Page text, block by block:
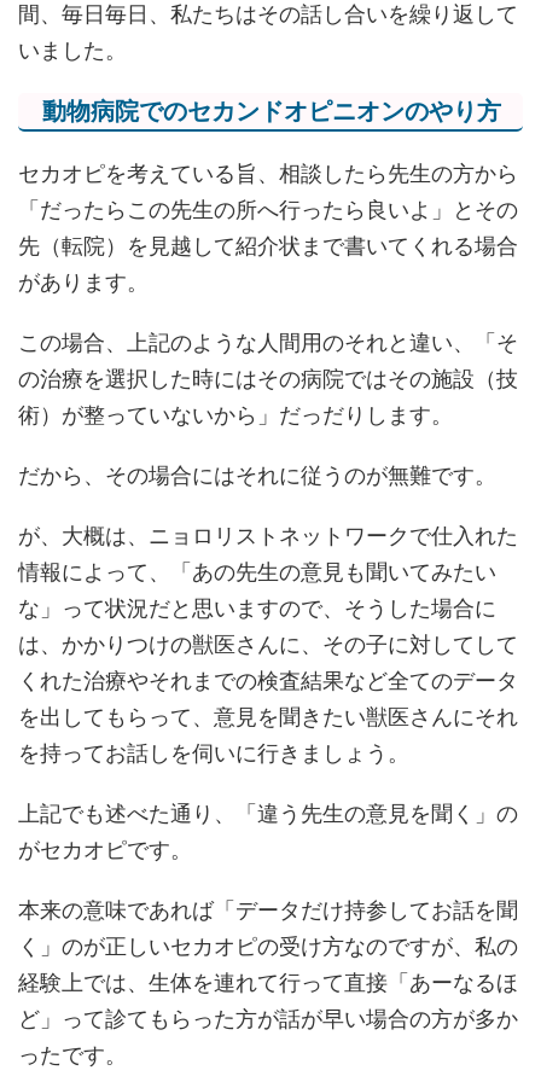
間、毎日毎日、私たちはその話し合いを繰り返して
いました。
動物病院でのセカンドオピニオンのやり方
セカオピを考えている旨、相談したら先生の方から
「だったらこの先生の所へ行ったら良いよ」とその
先（転院）を見越して紹介状まで書いてくれる場合
があります。
この場合、上記のような人間用のそれと違い、「そ
の治療を選択した時にはその病院ではその施設（技
術）が整っていないから」だっだりします。
だから、その場合にはそれに従うのが無難です。
が、大概は、ニョロリストネットワークで仕入れた
情報によって、「あの先生の意見も聞いてみたい
な」って状況だと思いますので、そうした場合に
は、かかりつけの獣医さんに、その子に対してして
くれた治療やそれまでの検査結果など全てのデータ
を出してもらって、意見を聞きたい獣医さんにそれ
を持ってお話しを伺いに行きましょう。
上記でも述べた通り、「違う先生の意見を聞く」の
がセカオピです。
本来の意味であれば「データだけ持参してお話を聞
く」のが正しいセカオピの受け方なのですが、私の
経験上では、生体を連れて行って直接「あーなるほ
ど」って診てもらった方が話が早い場合の方が多か
ったです。